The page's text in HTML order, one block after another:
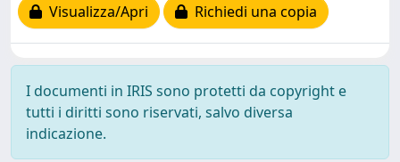
Visualizza/Apri
Richiedi una copia
I documenti in IRIS sono protetti da copyright e
tutti i diritti sono riservati, salvo diversa
indicazione.